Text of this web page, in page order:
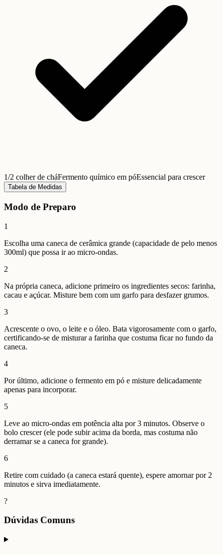
1/2 colher de cháFermento químico em póEssencial para crescer
Tabela de Medidas
Modo de Preparo
1
Escolha uma caneca de cerâmica grande (capacidade de pelo menos
300ml) que possa ir ao micro-ondas.
2
Na própria caneca, adicione primeiro os ingredientes secos: farinha,
cacau e açúcar. Misture bem com um garfo para desfazer grumos.
3
Acrescente o ovo, o leite e o óleo. Bata vigorosamente com o garfo,
certificando-se de misturar a farinha que costuma ficar no fundo da
caneca.
4
Por último, adicione o fermento em pó e misture delicadamente
apenas para incorporar.
5
Leve ao micro-ondas em potência alta por 3 minutos. Observe o
bolo crescer (ele pode subir acima da borda, mas costuma não
derramar se a caneca for grande).
6
Retire com cuidado (a caneca estará quente), espere amornar por 2
minutos e sirva imediatamente.
?
Dúvidas Comuns